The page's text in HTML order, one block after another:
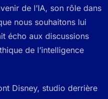
de l’IA, son rôle dans
nous souhaitons lui
écho aux discussions
de l’intelligence
Disney, studio derrière